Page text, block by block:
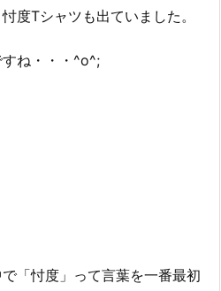
度Tシャツも出ていました。
ね・・・^o^;
「忖度」って言葉を一番最初